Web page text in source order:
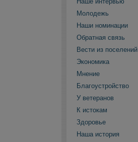
Молодежь
Наши номинации
Обратная связь
Вести из поселений
Экономика
Мнение
Благоустройство
У ветеранов
К истокам
Здоровье
Наша история